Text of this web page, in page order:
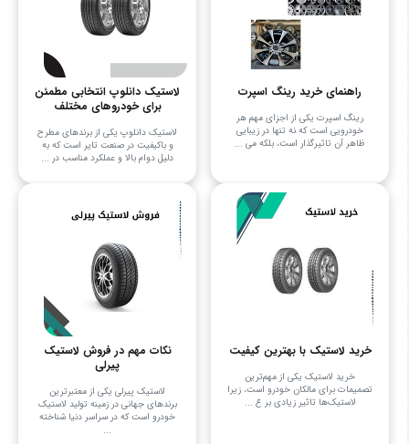
راهنمای خرید رینگ اسپرت
رینگ اسپرت یکی از اجزای مهم هر
خودرویی است که نه تنها در زیبایی
ظاهر آن تاثیرگذار است، بلکه می‌ ...
لاستیک دانلوپ انتخابی مطمئن
برای خودروهای مختلف
لاستیک دانلوپ یکی از برندهای مطرح
و باکیفیت در صنعت تایر است که به
دلیل دوام بالا و عملکرد مناسب در ...
خرید لاستیک با بهترین کیفیت
خرید لاستیک یکی از مهم‌ترین
تصمیمات برای مالکان خودرو است، زیرا
لاستیک‌ها تاثیر زیادی بر ع ...
نکات مهم در فروش لاستیک
پیرلی
لاستیک پیرلی یکی از معتبرترین
برندهای جهانی در زمینه تولید لاستیک
خودرو است که در سراسر دنیا شناخته
...